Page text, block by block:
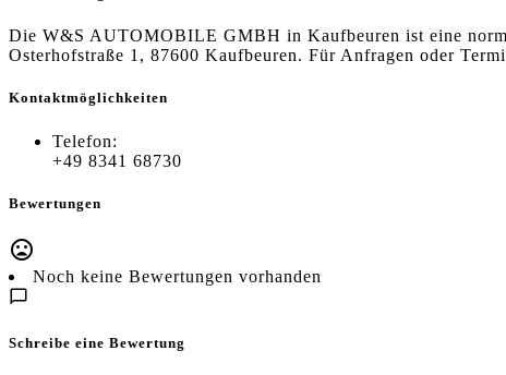
Die W&S AUTOMOBILE GMBH in Kaufbeuren ist eine
Osterhofstraße 1, 87600 Kaufbeuren. Für Anfragen oder
Kontaktmöglichkeiten
Telefon:
+49 8341 68730
Bewertungen
Noch keine Bewertungen vorhanden
Schreibe eine Bewertung